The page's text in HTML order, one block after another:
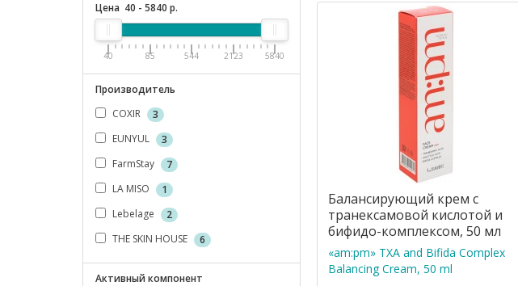
Цена 40 - 5840 р.
40 85 544 2123 5840
Производитель
COXIR
3
EUNYUL
3
FarmStay
7
LA MISO
1
Lebelage
2
THE SKIN HOUSE
6
Активный компонент
Балансирующий крем с
транексамовой кислотой и
бифидо-комплексом, 50 мл
«am:pm» TXA and Bifidа Complex
Balancing Cream, 50 ml